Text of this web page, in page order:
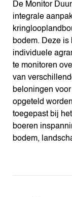
De Monitor
integrale
bodem. Deze
individuele
te monitoren
van
beloningen
opgeteld
toegepast bij het
boeren
bodem,